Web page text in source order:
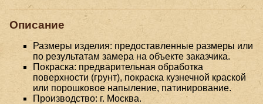
Описание
Размеры изделия: предоставленные размеры или
по результатам замера на объекте заказчика.
Покраска: предварительная обработка
поверхности (грунт), покраска кузнечной краской
или порошковое напыление, патинирование.
Производство: г. Москва.